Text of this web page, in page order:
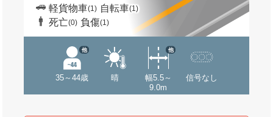
軽貨物車(1) 自転車(1)
死亡(0) 負傷(1)
35～44歳
他
晴
幅5.5～
9.0m
他
信号なし